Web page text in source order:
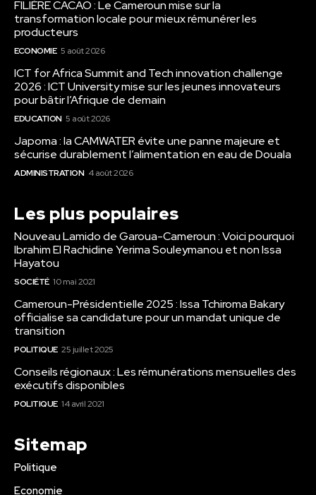
FILIÈRE CACAO : Le Cameroun mise sur la
transformation locale pour mieux rémunérer les
producteurs
ECONOMIE 5 août 2026
ICT for Africa Summit and Tech innovation challenge
2026 : ICT University mise sur les jeunes innovateurs
pour bâtir l’Afrique de demain
EDUCATION 5 août 2026
Japoma : la CAMWATER évite une panne majeure et
sécurise durablement l’alimentation en eau de Douala
ADMINISTRATION 4 août 2026
Les plus populaires
Nouveau Lamido de Garoua-Cameroun : Voici pourquoi
Ibrahim El Rachidine Yerima Souleymanou et non Issa
Hayatou
SOCIÉTÉ 10 mai 2021
Cameroun-Présidentielle 2025 : Issa Tchiroma Bakary
officialise sa candidature pour un mandat unique de
transition
POLITIQUE 25 juillet 2025
Conseils régionaux : Les rémunérations mensuelles des
exécutifs disponibles
POLITIQUE 14 avril 2021
Sitemap
Politique
Economie